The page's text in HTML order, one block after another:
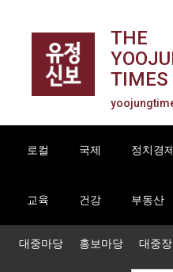
THE
TIMES
로컬 국제 정치경제
교육 건강 부동산
대중마당 홍보마당 대중